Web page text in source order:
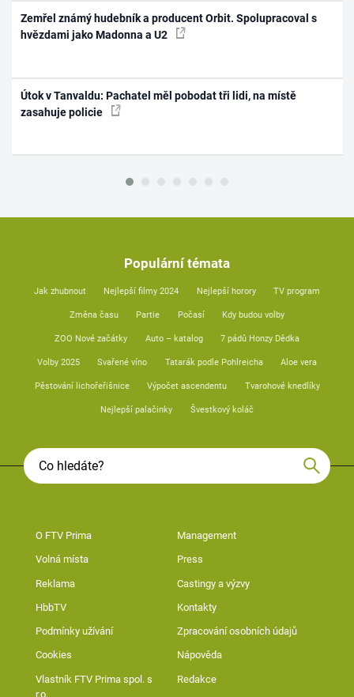
Zemřel známý hudebník a producent Orbit. Spolupracoval s
hvězdami jako Madonna a U2
Útok v Tanvaldu: Pachatel měl pobodat tři lidi, na místě
zasahuje policie
Populární témata
Jak zhubnout Nejlepší filmy 2024 Nejlepší horory TV program
Změna času Partie Počasí Kdy budou volby
ZOO Nové začátky Auto – katalog 7 pádů Honzy Dědka
Volby 2025 Svařené víno Tatarák podle Pohlreicha Aloe vera
Pěstování lichořeřišnice Výpočet ascendentu Tvarohové knedlíky
Nejlepší palačinky Švestkový koláč
O FTV Prima Management
Volná místa Press
Reklama Castingy a výzvy
HbbTV Kontakty
Podmínky užívání Zpracování osobních údajů
Cookies Nápověda
Vlastník FTV Prima spol. s
r.o.
Redakce